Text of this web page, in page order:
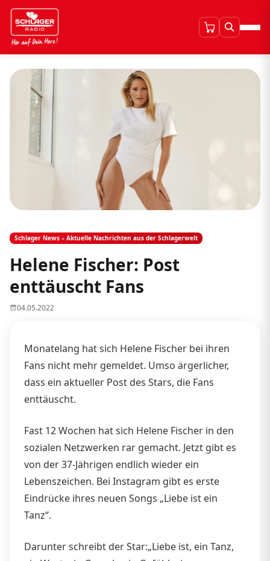
Schlager News – Aktuelle Nachrichten aus der Schlagerwelt
Helene Fischer: Post
enttäuscht Fans
04.05.2022
Monatelang hat sich Helene Fischer bei ihren
Fans nicht mehr gemeldet. Umso ärgerlicher,
dass ein aktueller Post des Stars, die Fans
enttäuscht.
Fast 12 Wochen hat sich Helene Fischer in den
sozialen Netzwerken rar gemacht. Jetzt gibt es
von der 37-Jährigen endlich wieder ein
Lebenszeichen. Bei Instagram gibt es erste
Eindrücke ihres neuen Songs „Liebe ist ein
Tanz“.
Darunter schreibt der Star:„Liebe ist, ein Tanz,